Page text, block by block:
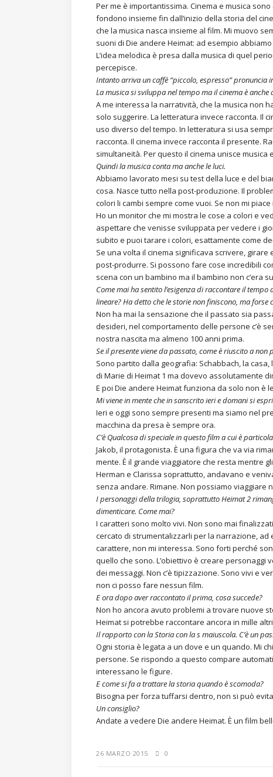
Per me è importantissima. Cinema e musica
fondono insieme fin dall’inizio della storia del
che la musica nasca insieme al film. Mi muovo
suoni di Die andere Heimat: ad esempio
L’idea melodica è presa dalla musica di quel
percepisce.
Intanto arriva un caffè “piccolo, espresso” pronuncia
La musica si sviluppa nel tempo ma il cinema è
A me interessa la narratività, che la musica non
solo suggerire. La letteratura invece racconta. Il
uso diverso del tempo. In letteratura si usa
racconta. Il cinema invece racconta il presente.
simultaneità. Per questo il cinema unisce musica
Quindi la musica conta ma anche le luci.
Abbiamo lavorato mesi su test della luce e del
cosa. Nasce tutto nella post-produzione. Il
colori li cambi sempre come vuoi. Se non mi
Ho un monitor che mi mostra le cose a colori e
aspettare che venisse sviluppata per vedere i
subito e puoi tarare i colori, esattamente come
Se una volta il cinema significava scrivere,
post-produrre. Si possono fare cose incredibili
scena con un bambino ma il bambino non c’era
Come mai ha sentito l’esigenza di raccontare il
lineare? Ha detto che le storie non finiscono, ma forse
Non ha mai la sensazione che il passato sia
desideri, nel comportamento delle persone c’è
nostra nascita ma almeno 100 anni prima.
Se il presente viene da passato, come è riuscito a
Sono partito dalla geografia: Schabbach, la
di Marie di Heimat 1 ma dovevo assolutamente
E poi Die andere Heimat funziona da solo non è
Mi viene in mente che in sanscrito ieri e domani si
Ieri e oggi sono sempre presenti ma siamo nel
macchina da presa è sempre ora.
C’è Qualcosa di speciale in questo film a cui è
Jakob, il protagonista. È una figura che va via
mente. È il grande viaggiatore che resta mentre
Herman e Clarissa soprattutto, andavano e
senza andare. Rimane. Non possiamo viaggiare
I personaggi della trilogia, soprattutto Heimat 2
dimenticare. Come mai?
I caratteri sono molto vivi. Non sono mai
cercato di strumentalizzarli per la narrazione,
carattere, non mi interessa. Sono forti perché
quello che sono. L’obiettivo è creare
dei messaggi. Non c’è tipizzazione. Sono vivi e
non ci posso fare nessun film.
E ora dopo aver raccontato il prima, cosa succede?
Non ho ancora avuto problemi a trovare nuove
Heimat si potrebbe raccontare ancora in mille
Il rapporto con la Storia con la s maiuscola. C’è un
Ogni storia è legata a un dove e un quando. Mi
persone. Se rispondo a questo compare
interessano le figure.
E come si fa a trattare la storia quando è scomoda?
Bisogna per forza tuffarsi dentro, non si può
Un consiglio?
Andate a vedere Die andere Heimat. È un film
26 MARZO 2015 0